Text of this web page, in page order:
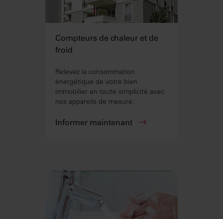
Compteurs de chaleur et de
froid
Relevez la consommation
énergétique de votre bien
immobilier en toute simplicité avec
nos appareils de mesure.
Informer maintenant